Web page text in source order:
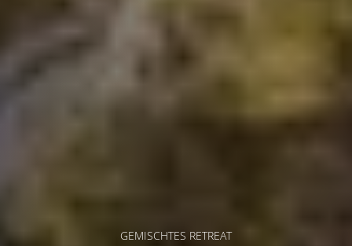
GEMISCHTES RETREAT